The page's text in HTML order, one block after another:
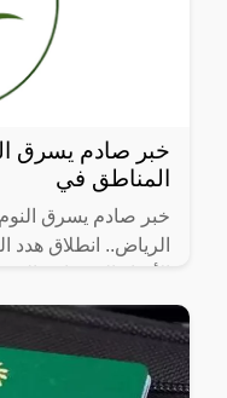
خبر صادم يسرق
المناطق في
خبر صادم يسرق
الرياض.. انطلاق هدد